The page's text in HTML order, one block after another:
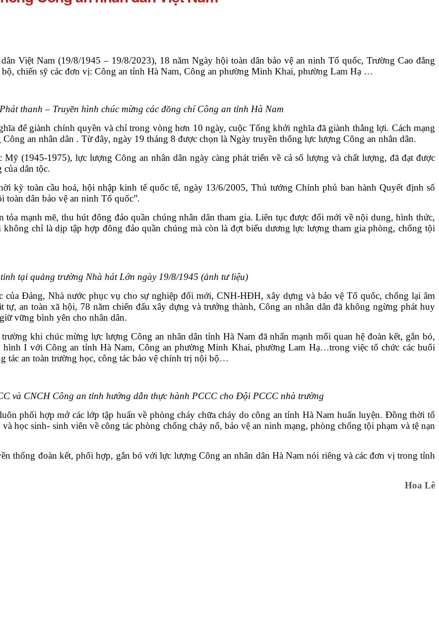
Việt Nam (19/8/1945 – 19/8/2023), 18 năm Ngày hội toàn dân bảo vệ an ninh Tổ quốc, Trường Cao đẳng
bộ, chiến sỹ các đơn vị: Công an tỉnh Hà Nam, Công an phường Minh Khai, phường Lam Hạ …
thanh – Truyền hình chúc mừng các đồng chí Công an tỉnh Hà Nam
để giành chính quyền và chỉ trong vòng hơn 10 ngày, cuộc Tổng khởi nghĩa đã giành thắng lợi. Cách mạng
an nhân dân . Từ đây, ngày 19 tháng 8 được chọn là Ngày truyền thống lực lượng Công an nhân dân.
(1945-1975), lực lượng Công an nhân dân ngày càng phát triển về cả số lượng và chất lượng, đã đạt được
dân tộc.
kỳ toàn cầu hoá, hội nhập kinh tế quốc tế, ngày 13/6/2005, Thủ tướng Chính phủ ban hành Quyết định số
dân bảo vệ an ninh Tổ quốc”.
tỏa mạnh mẽ, thu hút đông đảo quần chúng nhân dân tham gia. Liên tục được đổi mới về nội dung, hình thức,
chỉ là dịp tập hợp đông đảo quần chúng mà còn là đợt biểu dương lực lượng tham gia phòng, chống tội
tại quảng trường Nhà hát Lớn ngày 19/8/1945 (ảnh tư liệu)
của Đảng, Nhà nước phục vụ cho sự nghiệp đổi mới, CNH-HĐH, xây dựng và bảo vệ Tổ quốc, chống lại âm
an toàn xã hội, 78 năm chiến đấu xây dựng và trưởng thành, Công an nhân dân đã không ngừng phát huy
vững bình yên cho nhân dân.
khi chúc mừng lực lượng Công an nhân dân tỉnh Hà Nam đã nhấn mạnh mối quan hệ đoàn kết, gắn bó,
hình I với Công an tỉnh Hà Nam, Công an phường Minh Khai, phường Lam Hạ…trong việc tổ chức các buổi
tác an toàn trường học, công tác bảo vệ chính trị nội bộ…
và CNCH Công an tỉnh hướng dẫn thực hành PCCC cho Đội PCCC nhà trường
phối hợp mở các lớp tập huấn về phòng cháy chữa cháy do công an tỉnh Hà Nam huấn luyện. Đồng thời tổ
học sinh- sinh viên về công tác phòng chống cháy nổ, bảo vệ an ninh mạng, phòng chống tội phạm và tệ nạn
thống đoàn kết, phối hợp, gắn bó với lực lượng Công an nhân dân Hà Nam nói riêng và các đơn vị trong tỉnh
Hoa Lê